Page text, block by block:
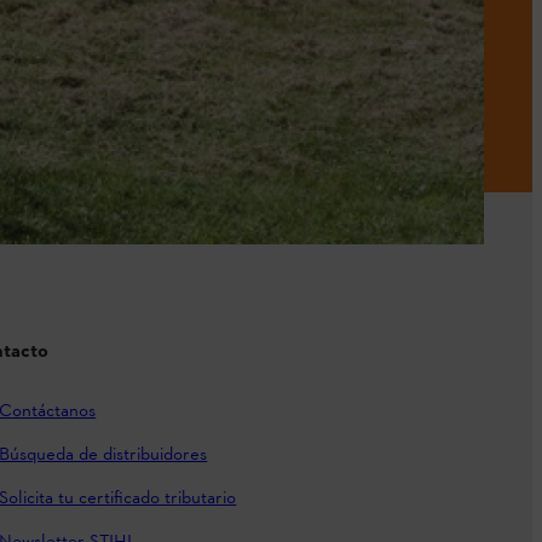
Contáctanos
Búsqueda de distribuidores
Solicita tu certificado tributario